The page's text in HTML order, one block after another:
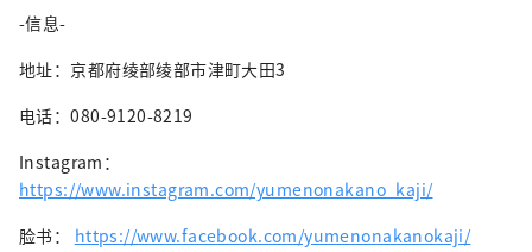
-信息-
地址：京都府绫部绫部市津町大田3
电话：080-9120-8219
Instagram：
https://www.instagram.com/yumenonakano_kaji/
脸书： https://www.facebook.com/yumenonakanokaji/